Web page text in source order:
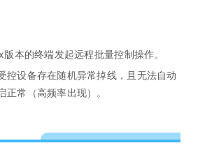
本的终端发起远程批量控制操作。
控设备存在随机异常掉线，且无法自动
正常（高频率出现）。